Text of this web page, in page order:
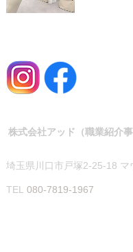
株式会社アッド（職業紹介
埼玉県川口市戸塚2-25-18 マ
TEL 080-7819-1967